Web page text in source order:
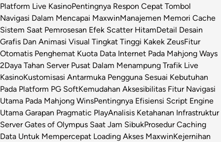
Platform Live KasinoPentingnya Respon Cepat Tombol
Navigasi Dalam Mencapai MaxwinManajemen Memori Cache
Sistem Saat Pemrosesan Efek Scatter HitamDetail Desain
Grafis Dan Animasi Visual Tingkat Tinggi Kakek ZeusFitur
Otomatis Penghemat Kuota Data Internet Pada Mahjong Ways
2Daya Tahan Server Pusat Dalam Menampung Trafik Live
KasinoKustomisasi Antarmuka Pengguna Sesuai Kebutuhan
Pada Platform PG SoftKemudahan Aksesibilitas Fitur Navigasi
Utama Pada Mahjong WinsPentingnya Efisiensi Script Engine
Utama Garapan Pragmatic PlayAnalisis Ketahanan Infrastruktur
Server Gates of Olympus Saat Jam SibukProsedur Caching
Data Untuk Mempercepat Loading Akses MaxwinKejernihan